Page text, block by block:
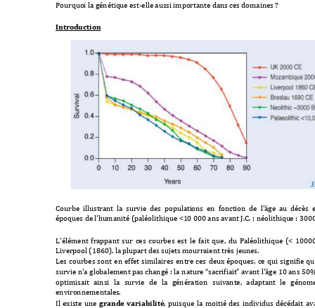
Pourquoi la génétique est-elle aussi importante dans ces domaines ?
Introduction
Courbe  illustrant  la
  survie  des  populati
ons  en  fonction  de  l'âge  au  décès
époques de l'humanité (paléolithique <10 000 ans avant J.C. ; néolithique :
L'élément frappant sur ces courbes est le fait que, du Paléolithique (<
Liverpool (1860), la plupart des sujets mourraient très jeunes.
Les courbes sont en effet similaires entre ces deux époques, ce qui signifie
survie n'a globalement pas changé : la nature “sacrifiait” avant l'âge 10 ans
optimisait ainsi la survie de la génération suivante, adaptant le
environnementales.
Il existe une grande variabilité, puisque la moitié des individus décédait